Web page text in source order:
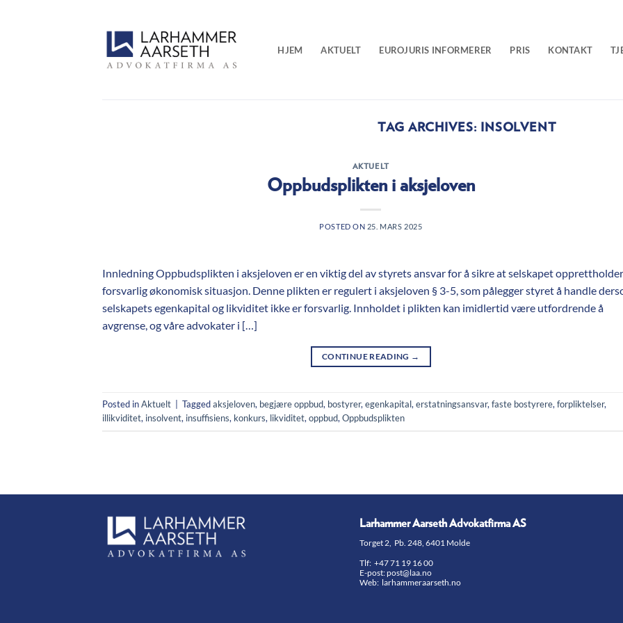
HJEM AKTUELT EUROJURIS INFORMERER PRIS KONTAKT
TAG ARCHIVES: INSOLVENT
AKTUELT
Oppbudsplikten i aksjeloven
POSTED ON 25. MARS 2025
Innledning Oppbudsplikten i aksjeloven er en viktig del av styrets ansvar for å sikre at selskapet
forsvarlig økonomisk situasjon. Denne plikten er regulert i aksjeloven § 3-5, som pålegger styret å handle
selskapets egenkapital og likviditet ikke er forsvarlig. Innholdet i plikten kan imidlertid være utfordrende å
avgrense, og våre advokater i […]
CONTINUE READING →
Posted inAktuelt Taggedaksjeloven, begjære oppbud, bostyrer, egenkapital, erstatningsansvar, faste bostyrere, forpliktelser,
illikviditet, insolvent, insuffisiens, konkurs, likviditet, oppbud, Oppbudsplikten
Larhammer Aarseth Advokatfirma AS
Torget 2, Pb. 248, 6401 Molde
Tlf: +47 71 19 16 00
E-post:post@laa.no
Web: larhammeraarseth.no